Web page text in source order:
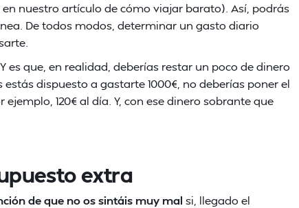
nuestro artículo de cómo viajar barato). Así, podrás
De todos modos, determinar un gasto diario
es que, en realidad, deberías restar un poco de dinero
dispuesto a gastarte 1000€, no deberías poner el
120€ al día. Y, con ese dinero sobrante que
extra
de que no os sintáis muy mal si, llegado el